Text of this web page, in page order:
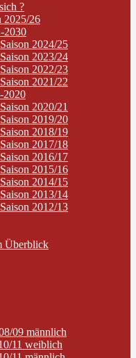
?
2025/26
2030
2024/25
2023/24
2022/23
2021/22
2020
2020/21
2019/20
2018/19
2017/18
2016/17
2015/16
2014/15
2013/14
2012/13
Überblick
09 männlich
11 weiblich